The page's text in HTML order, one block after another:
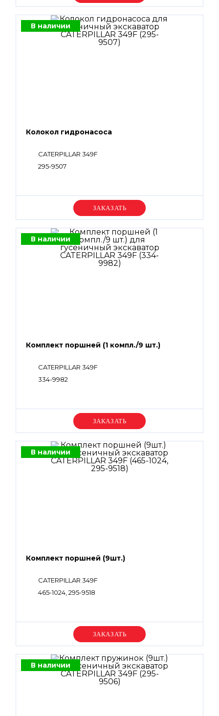
В наличии
Колокол гидронасоса
CATERPILLAR 349F
295-9507
Уточняйте цену
В наличии
Комплект поршней (1 компл./9 шт.)
CATERPILLAR 349F
334-9982
Уточняйте цену
В наличии
Комплект поршней (9шт.)
CATERPILLAR 349F
465-1024, 295-9518
Уточняйте цену
В наличии